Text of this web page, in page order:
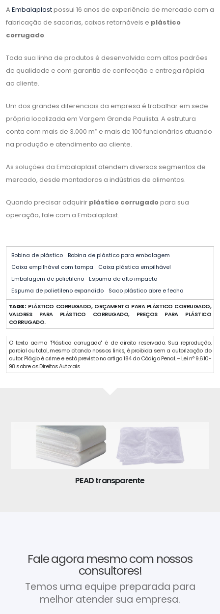
A Embalaplastpossui 16 anos de experiência de mercado com a
fabricação de sacarias, caixas retornáveis e plástico
corrugado.
Toda sua linha de produtos é desenvolvida com altos padrões
de qualidade e com garantia de confecção e entrega rápida
ao cliente.
Um dos grandes diferenciais da empresa é trabalhar em sede
própria localizada em Vargem Grande Paulista. A estrutura
conta com mais de 3.000 m² e mais de 100 funcionários atuando
na produção e atendimento ao cliente.
As soluções da Embalaplast atendem diversos segmentos de
mercado, desde montadoras a indústrias de alimentos.
Quando precisar adquirir plástico corrugadopara sua
operação, fale com a Embalaplast.
Bobina de plástico
Bobina de plástico para embalagem
Caixa empilhável com tampa
Caixa plástica empilhável
Embalagem de polietileno
Espuma de alto impacto
Espuma de polietileno expandido
Saco plástico abre e fecha
TAGS: PLÁSTICO CORRUGADO, ORÇAMENTO PARA PLÁSTICO CORRUGADO,
VALORES PARA PLÁSTICO CORRUGADO, PREÇOS PARA PLÁSTICO
CORRUGADO.
O texto acima "Plástico corrugado" é de direito reservado. Sua reprodução,
parcial ou total, mesmo citando nossos links, é proibida sem a autorização do
autor. Plágio é crime e está previsto no artigo 184 do Código Penal. – Lei n° 9.610-
98 sobre os Direitos Autorais
PEAD transparente
Fale agora mesmo com nossos
consultores!
Temos uma equipe preparada para
melhor atender sua empresa.